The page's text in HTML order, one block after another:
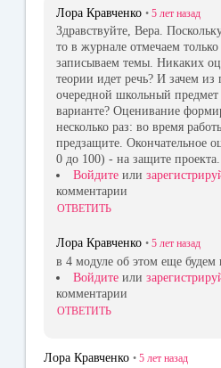
Лора Кравченко • 5 лет назад
Здравствуйте, Вера.
то в журнале отмечаем
записываем темы. Никаких
теории идет речь? И зачем из
очередной школьный предмет
варианте? Оценивание
несколько раз: во время
предзащите. Окончательное
0 до 100) - на защите
Войдите или
комментарии
ОТВЕТИТЬ
Лора Кравченко • 5 лет назад
в 4 модуле об этом еще будем
Войдите или
комментарии
ОТВЕТИТЬ
Лора Кравченко • 5 лет назад